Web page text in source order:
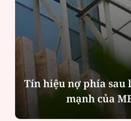
Tín hiệu nợ phía sau
mạnh của